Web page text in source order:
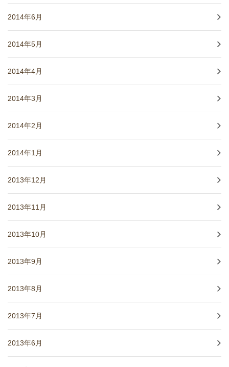
2014年6月
2014年5月
2014年4月
2014年3月
2014年2月
2014年1月
2013年12月
2013年11月
2013年10月
2013年9月
2013年8月
2013年7月
2013年6月